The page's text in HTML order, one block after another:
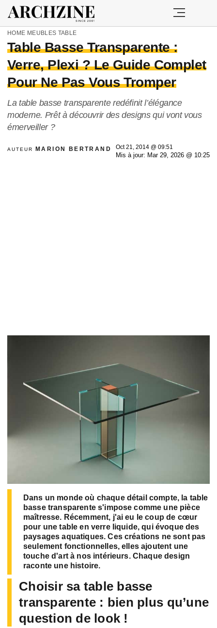
HOME MEUBLES TABLE
Table Basse Transparente :
Verre, Plexi ? Le Guide Complet
Pour Ne Pas Vous Tromper
La table basse transparente redéfinit l’élégance
moderne. Prêt à découvrir des designs qui vont vous
émerveiller ?
AUTEUR MARION BERTRAND
Oct 21, 2014 @ 09:51
Mis à jour: Mar 29, 2026 @ 10:25
Dans un monde où chaque détail compte, la table
basse transparente s'impose comme une pièce
maîtresse. Récemment, j'ai eu le coup de cœur
pour une table en verre liquide, qui évoque des
paysages aquatiques. Ces créations ne sont pas
seulement fonctionnelles, elles ajoutent une
touche d'art à nos intérieurs. Chaque design
raconte une histoire.
Choisir sa table basse
transparente : bien plus qu’une
question de look !